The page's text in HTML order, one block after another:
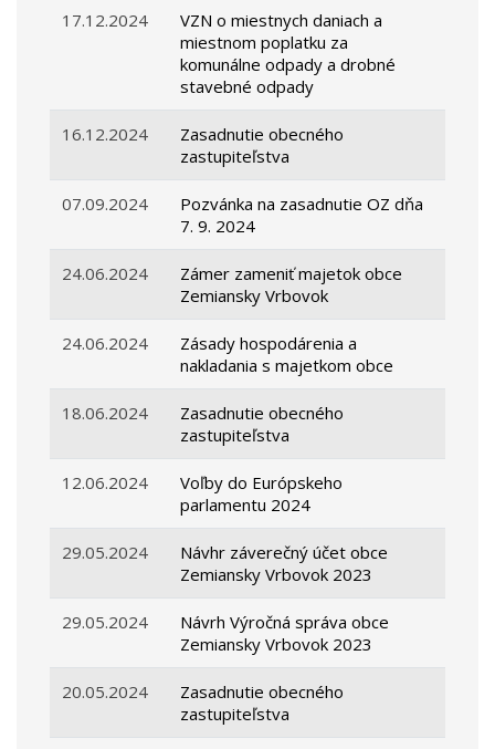
17.12.2024
VZN o miestnych daniach a
miestnom poplatku za
komunálne odpady a drobné
stavebné odpady
16.12.2024
Zasadnutie obecného
zastupiteľstva
07.09.2024
Pozvánka na zasadnutie OZ dňa
7. 9. 2024
24.06.2024
Zámer zameniť majetok obce
Zemiansky Vrbovok
24.06.2024
Zásady hospodárenia a
nakladania s majetkom obce
18.06.2024
Zasadnutie obecného
zastupiteľstva
12.06.2024
Voľby do Európskeho
parlamentu 2024
29.05.2024
Návhr záverečný účet obce
Zemiansky Vrbovok 2023
29.05.2024
Návrh Výročná správa obce
Zemiansky Vrbovok 2023
20.05.2024
Zasadnutie obecného
zastupiteľstva